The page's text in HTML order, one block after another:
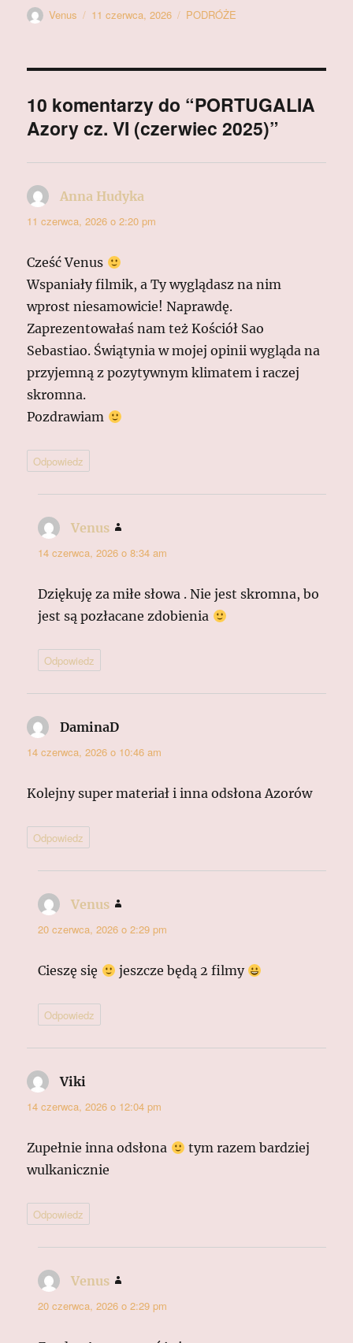
Autor
Venus
Data
11 czerwca, 2026 Kategorie
PODRÓŻE
10 komentarzy do “PORTUGALIA
Azory cz. VI (czerwiec 2025)”
Anna Hudyka
11 czerwca, 2026 o 2:20 pm
Cześć Venus
Wspaniały filmik, a Ty wyglądasz na nim
wprost niesamowicie! Naprawdę.
Zaprezentowałaś nam też Kościół Sao
Sebastiao. Świątynia w mojej opinii wygląda na
przyjemną z pozytywnym klimatem i raczej
skromna.
Pozdrawiam
Odpowiedz
Venus
14 czerwca, 2026 o 8:34 am
Dziękuję za miłe słowa . Nie jest skromna, bo
jest są pozłacane zdobienia
Odpowiedz
DaminaD
14 czerwca, 2026 o 10:46 am
Kolejny super materiał i inna odsłona Azorów
Odpowiedz
Venus
20 czerwca, 2026 o 2:29 pm
Cieszę się jeszcze będą 2 filmy
Odpowiedz
Viki
14 czerwca, 2026 o 12:04 pm
Zupełnie inna odsłona
tym razem bardziej
wulkanicznie
Odpowiedz
Venus
20 czerwca, 2026 o 2:29 pm